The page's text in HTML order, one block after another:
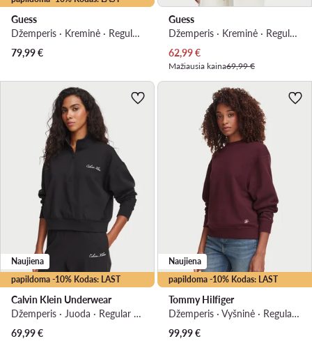
Guess
Džemperis · Kreminė · Regular Fit
79,99€
Guess
Džemperis · Kreminė · Regular Fit
Dabartinė kaina
62,99€
Mažiausia kaina69,99 €
papildoma -10% Kodas: LAST
Naujiena
Calvin Klein Underwear
Džemperis · Juoda · Regular Fit
69,99€
papildoma -10% Kodas: LAST
Naujiena
Tommy Hilfiger
Džemperis · Vyšninė · Regular Fit
99,99€